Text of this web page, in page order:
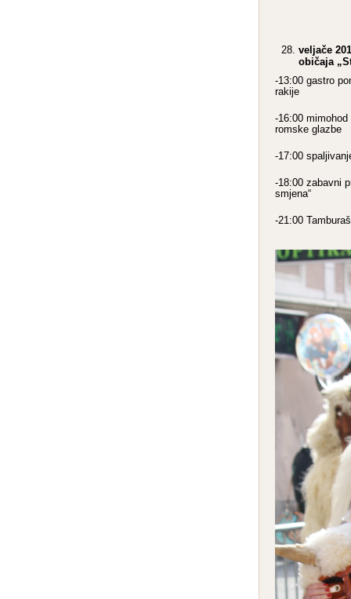
veljače
običaja
-13:00 gastro
rakije
-16:00 mimohod
romske glazbe
-17:00
-18:00 zabavni
smjena“
-21:00